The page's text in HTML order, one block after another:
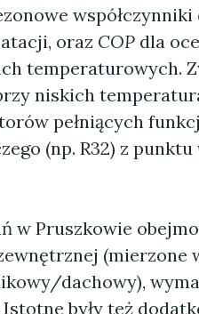
oraz COP dla
temperaturowych.
niskich
pełniących
(np. R32) z
w Pruszkowie
(mierzone w
dachowy),
były też